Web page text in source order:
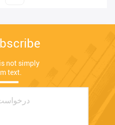
not simply
text.